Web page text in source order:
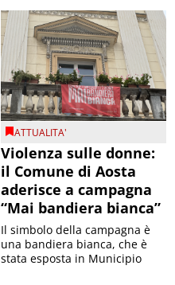
ATTUALITA'
Violenza sulle donne:
il Comune di Aosta
aderisce a campagna
“Mai bandiera bianca”
Il simbolo della campagna è
una bandiera bianca, che è
stata esposta in Municipio